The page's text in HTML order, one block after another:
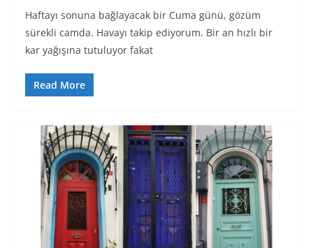
Haftayı sonuna bağlayacak bir Cuma günü, gözüm
sürekli camda. Havayı takip ediyorum. Bir an hızlı bir
kar yağışına tutuluyor fakat
Read More